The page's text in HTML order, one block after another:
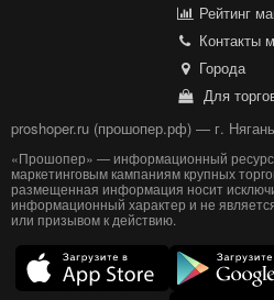
Рейтинг
Контакты
Города
Для
proshoper.ru (прошопер.рф) — г. Нягань
«Прошопер» — информационный
маркетинговым кампаниям крупных
размещенная информация носит
информационный характер и не
или призывом к действию.